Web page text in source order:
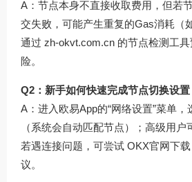
A：节点本身不直接收取费用，但若
交失败，可能产生重复的Gas消耗（
通过 zh-okvt.com.cn 的节点检测工
险。
Q2：新手如何快速完成节点切换设置
A：进入欧易App的“网络设置”菜单，
（系统会自动匹配节点）；高级用户
若遇连接问题，可尝试 OKX官网下载
议。